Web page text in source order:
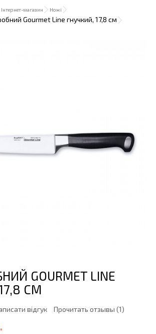
Інтернет-магазин Ножі
Gourmet Line гнучкий, 17,8 см
GOURMET LINE
СМ
відгук Прочитать отзывы (1)